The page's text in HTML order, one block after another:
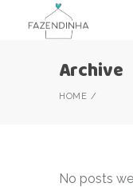
Archive
HOME
No posts